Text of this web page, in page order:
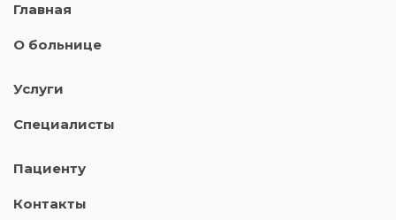
Главная
О больнице
Услуги
Специалисты
Пациенту
Контакты